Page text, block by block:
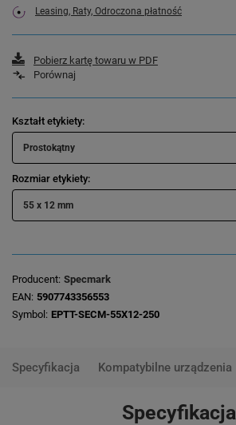
Leasing, Raty, Odroczona płatność
Pobierz kartę towaru w PDF
Porównaj
Kształt etykiety
Prostokątny
Rozmiar etykiety
55 x 12 mm
Producent Specmark
EAN 5907743356553
Symbol EPTT-SECM-55X12-250
Specyfikacja Kompatybilne urządzenia
Specyfikacja